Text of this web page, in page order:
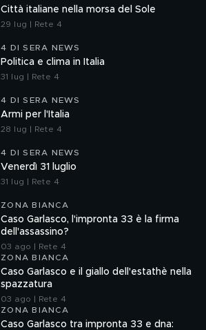
Città italiane nella morsa del Sole
29 lug | Rete 4
4 DI SERA NEWS
Politica e clima in Italia
31 lug | Rete 4
4 DI SERA NEWS
Armi per l'Italia
28 lug | Rete 4
4 DI SERA NEWS
Venerdì 31 luglio
31 lug | Rete 4
ZONA BIANCA
Caso Garlasco, l'impronta 33 è la firma
dell'assassino?
03 ago | Rete 4
ZONA BIANCA
Caso Garlasco e il giallo dell'estathè nella
spazzatura
03 ago | Rete 4
ZONA BIANCA
Caso Garlasco tra impronta 33 e dna: